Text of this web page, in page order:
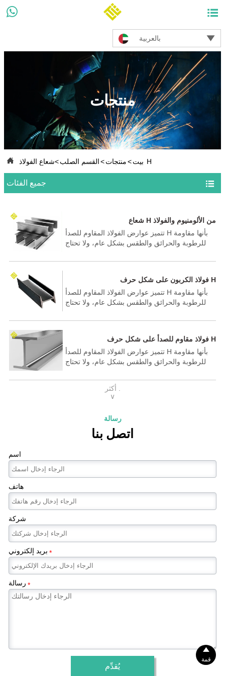
 
بالعربية 
منتجات
 بيت>منتجات>القسم الصلب> شعاع الفولاذ H
جميع الفئات 
شعاع H من الألومنيوم والفولاذ
تتميز عوارض الفولاذ المقاوم للصدأ H بأنها مقاومة
للرطوبة والحرائق والطقس بشكل عام، ولا تحتاج
ولكن في بعض المناطق التي يتواجد فيها هواء البحر
فولاذ الكربون على شكل حرف H
تتميز عوارض الفولاذ المقاوم للصدأ H بأنها مقاومة
للرطوبة والحرائق والطقس بشكل عام، ولا تحتاج
ولكن في بعض المناطق التي يتواجد فيها هواء البحر
أو الماء، فإنها تميل إلى الحاجة إلى معالجة أكثر ضد
فولاذ مقاوم للصدأ على شكل حرف H
تتميز عوارض الفولاذ المقاوم للصدأ H بأنها مقاومة
للرطوبة والحرائق والطقس بشكل عام، ولا تحتاج
ولكن في بعض المناطق التي يتواجد فيها هواء البحر
أو الماء، فإنها تميل إلى الحاجة إلى معالجة أكثر ضد
∨
رسالة
اتصل بنا
اسم
هاتف
شركة
بريد إلكتروني *
رسالة *
يُقدِّم

قمة